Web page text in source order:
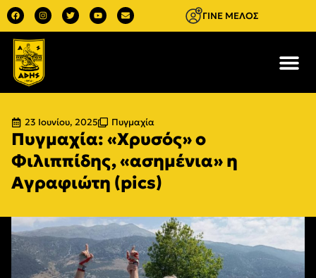
ΓΙΝΕ ΜΕΛΟΣ
23 Ιουνίου, 2025 Πυγμαχία
Πυγμαχία: «Χρυσός» ο
Φιλιππίδης, «ασημένια» η
Αγραφιώτη (pics)